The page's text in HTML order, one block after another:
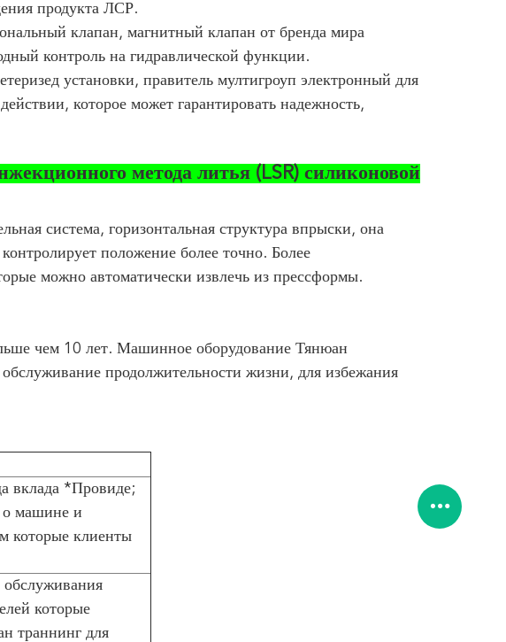
продукта ЛСР.
клапан, магнитный клапан от бренда мира
контроль на гидравлической функции.
установки, правитель мултигроуп электронный для
которое может гарантировать надежность,
метода литья (LSR) силиконовой
система, горизонтальная структура впрыски, она
положение более точно. Более
можно автоматически извлечь из прессформы.
чем 10 лет. Машинное оборудование Тянюан
продолжительности жизни, для избежания
вклада *Провиде;
о машине и
которые клиенты
обслуживания
которые
траннинг для